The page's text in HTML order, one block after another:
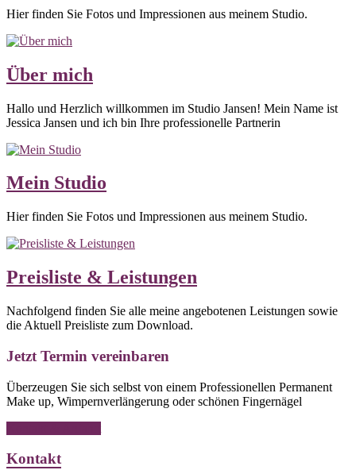
Hier finden Sie Fotos und Impressionen aus meinem Studio.
Über mich
Hallo und Herzlich willkommen im Studio Jansen! Mein Name ist
Jessica Jansen und ich bin Ihre professionelle Partnerin
Mein Studio
Hier finden Sie Fotos und Impressionen aus meinem Studio.
Preisliste & Leistungen
Nachfolgend finden Sie alle meine angebotenen Leistungen sowie
die Aktuell Preisliste zum Download.
Jetzt Termin vereinbaren
Überzeugen Sie sich selbst von einem Professionellen Permanent
Make up, Wimpernverlängerung oder schönen Fingernägel
Kontakt